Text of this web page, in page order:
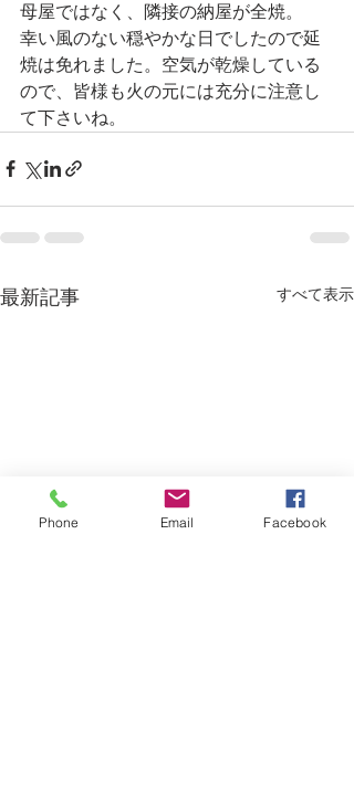
母屋ではなく、隣接の納屋が全焼。
幸い風のない穏やかな日でしたので延
焼は免れました。空気が乾燥している
ので、皆様も火の元には充分に注意し
て下さいね。
最新記事 すべて表示
Phone Email Facebook